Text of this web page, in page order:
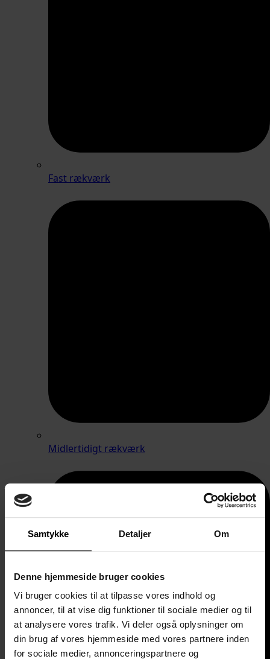
Samtykke Detaljer Om
Denne hjemmeside bruger cookies
Vi bruger cookies til at tilpasse vores indhold og
annoncer, til at vise dig funktioner til sociale medier og til
at analysere vores trafik. Vi deler også oplysninger om
din brug af vores hjemmeside med vores partnere inden
for sociale medier, annonceringspartnere og
Fast rækværk
Midlertidigt rækværk